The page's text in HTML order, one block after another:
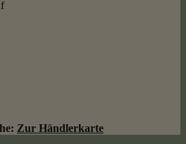
Zur Händlerkarte